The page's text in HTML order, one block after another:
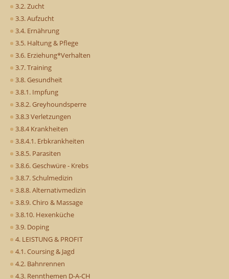
3.2. Zucht
3.3. Aufzucht
3.4. Ernährung
3.5. Haltung & Pflege
3.6. Erziehung*Verhalten
3.7. Training
3.8. Gesundheit
3.8.1. Impfung
3.8.2. Greyhoundsperre
3.8.3 Verletzungen
3.8.4 Krankheiten
3.8.4.1. Erbkrankheiten
3.8.5. Parasiten
3.8.6. Geschwüre - Krebs
3.8.7. Schulmedizin
3.8.8. Alternativmedizin
3.8.9. Chiro & Massage
3.8.10. Hexenküche
3.9. Doping
4. LEISTUNG & PROFIT
4.1. Coursing & Jagd
4.2. Bahnrennen
4.3. Rennthemen D-A-CH